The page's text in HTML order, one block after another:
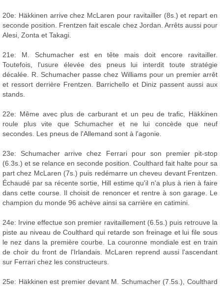
20e: Häkkinen arrive chez McLaren pour ravitailler (8s.) et repart en
seconde position. Frentzen fait escale chez Jordan. Arrêts aussi pour
Alesi, Zonta et Takagi.
21e: M. Schumacher est en tête mais doit encore ravitailler.
Toutefois, l'usure élevée des pneus lui interdit toute stratégie
décalée. R. Schumacher passe chez Williams pour un premier arrêt
et ressort derrière Frentzen. Barrichello et Diniz passent aussi aux
stands.
22e: Même avec plus de carburant et un peu de trafic, Häkkinen
roule plus vite que Schumacher et ne lui concède que neuf
secondes. Les pneus de l'Allemand sont à l'agonie.
23e: Schumacher arrive chez Ferrari pour son premier pit-stop
(6.3s.) et se relance en seconde position. Coulthard fait halte pour sa
part chez McLaren (7s.) puis redémarre un cheveu devant Frentzen.
Échaudé par sa récente sortie, Hill estime qu'il n'a plus à rien à faire
dans cette course. Il choisit de renoncer et rentre à son garage. Le
champion du monde 96 achève ainsi sa carrière en catimini.
24e: Irvine effectue son premier ravitaillement (6.5s.) puis retrouve la
piste au niveau de Coulthard qui retarde son freinage et lui file sous
le nez dans la première courbe. La couronne mondiale est en train
de choir du front de l'Irlandais. McLaren reprend aussi l'ascendant
sur Ferrari chez les constructeurs.
25e: Häkkinen est premier devant M. Schumacher (7.5s.), Coulthard